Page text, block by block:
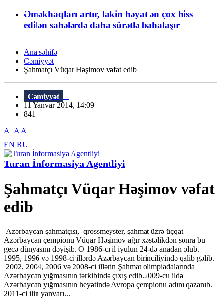
Əməkhaqları artır, lakin həyat ən çox hiss
edilən sahələrdə daha sürətlə bahalaşır
Ana səhifə
Cəmiyyət
Şahmatçı Vüqar Həşimov vəfat edib
Cəmiyyət
11 Yanvar 2014, 14:09
841
A- A A+
EN RU
Turan İnformasiya Agentliyi
Şahmatçı Vüqar Həşimov vəfat
edib
Azərbaycan şahmatçısı, qrossmeyster, şahmat üzrə üçqat
Azərbaycan çempionu Vüqar Həşimov ağır xəstəlikdən sonra bu
gecə dünyasını dəyişib. O 1986-cı il iyulun 24-də anadan olub.
1995, 1996 və 1998-ci illərdə Azərbaycan birinciliyində qalib gəlib.
2002, 2004, 2006 və 2008-ci illərin Şahmat olimpiadalarında
Azərbaycan yığmasının tərkibində çıxış edib.2009-cu ildə
Azərbaycan yığmasının heyətində Avropa çempionu adını qazanıb.
2011-ci ilin yanvarı...